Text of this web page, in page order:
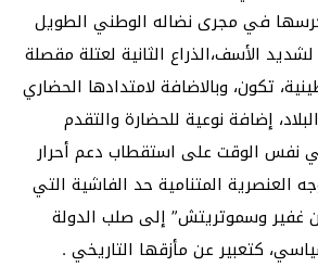
في مجرى نضاله الوطني الطويل
الأسف،الذراع الثانية لعتلة مقصلة
تكون، وبالاضافة لامتدادها الحضاري
إضافة نوعية للحضارة والتقدم
في نفس الوقت على استقطاب دعم أحرار
العنصرية المتنامية حد الفاشية التي
غفير وسموتريتش” إلى صلب الدولة
كتعبير عن مأزقها التاريخي .